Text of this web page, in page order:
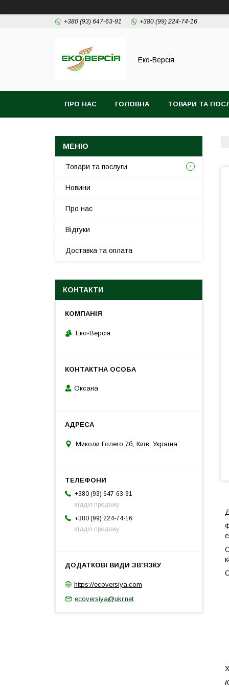
+380 (93) 647-63-91 +380 (99) 224-74-16
Еко-Версія
ПРО НАС ГОЛОВНА ТОВАРИ ТА
Товари та послуги
Новини
Про нас
Відгуки
Доставка та оплата
КОНТАКТИ
Еко-Версія
Оксана
Миколи Голего 7б, Київ, Україна
+380 (93) 647-63-91
відділ продажу
+380 (99) 224-74-16
відділ продажу
https://ecoversiya.com
ecoversiya@ukr.net